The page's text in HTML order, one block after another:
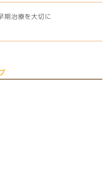
期治療を大切に